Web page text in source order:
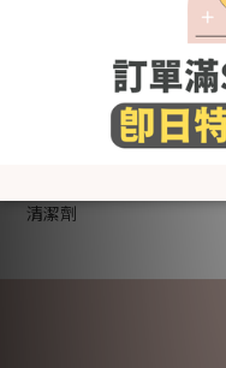
[Color] 肥嘟嘟 Chubby
[Size (in cm)] 70 / 80 (請
＊包含：連身衣x1
- 使用前請先清洗乾淨
清潔劑